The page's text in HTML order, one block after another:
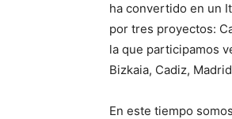
ha convertido en un
por tres proyectos:
la que participamos
Bizkaia, Cadiz,
En este tiempo